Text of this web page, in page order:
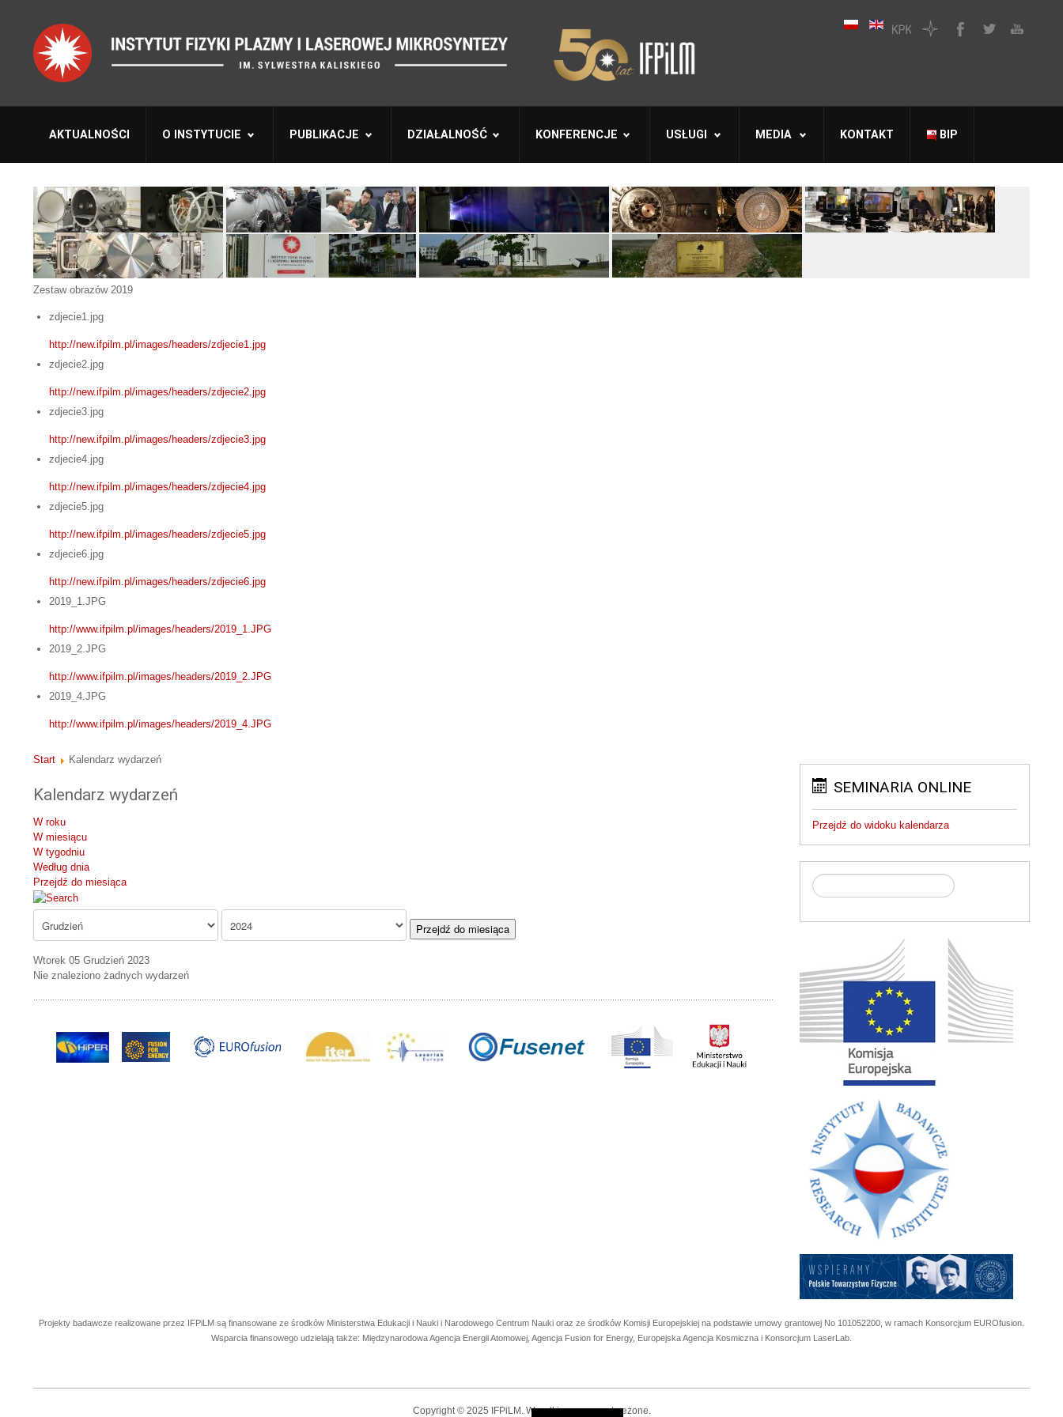
AKTUALNOŚCI O INSTYTUCIE PUBLIKACJE DZIAŁALNOŚĆ KONFERENCJE USŁUGI MEDIA KONTAKT BIP
Zestaw obrazów 2019
zdjecie1.jpg
http://new.ifpilm.pl/images/headers/zdjecie1.jpg
zdjecie2.jpg
http://new.ifpilm.pl/images/headers/zdjecie2.jpg
zdjecie3.jpg
http://new.ifpilm.pl/images/headers/zdjecie3.jpg
zdjecie4.jpg
http://new.ifpilm.pl/images/headers/zdjecie4.jpg
zdjecie5.jpg
http://new.ifpilm.pl/images/headers/zdjecie5.jpg
zdjecie6.jpg
http://new.ifpilm.pl/images/headers/zdjecie6.jpg
2019_1.JPG
http://www.ifpilm.pl/images/headers/2019_1.JPG
2019_2.JPG
http://www.ifpilm.pl/images/headers/2019_2.JPG
2019_4.JPG
http://www.ifpilm.pl/images/headers/2019_4.JPG
Start Kalendarz wydarzeń
Kalendarz wydarzeń
W roku
W miesiącu
W tygodniu
Według dnia
Przejdź do miesiąca
Przejdź do miesiąca
Wtorek 05 Grudzień 2023
Nie znaleziono żadnych wydarzeń
SEMINARIA ONLINE
Przejdź do widoku kalendarza
Projekty badawcze realizowane przez IFPiLM są finansowane ze środków Ministerstwa Edukacji i Nauki i Narodowego Centrum Nauki oraz ze środków Komisji Europejskiej na podstawie umowy grantowej No 101052200, w ramach Konsorcjum EUROfusion.
Wsparcia finansowego udzielają także: Międzynarodowa Agencja Energii Atomowej, Agencja Fusion for Energy, Europejska Agencja Kosmiczna i Konsorcjum LaserLab.
Copyright © 2025 IFPiLM. Wszelkie prawa zastrzeżone.